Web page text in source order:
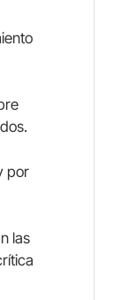
por
las